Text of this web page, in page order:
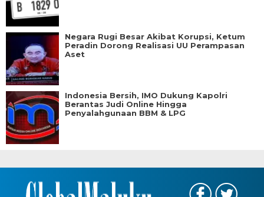
Negara Rugi Besar Akibat Korupsi, Ketum
Peradin Dorong Realisasi UU Perampasan
Aset
Indonesia Bersih, IMO Dukung Kapolri
Berantas Judi Online Hingga
Penyalahgunaan BBM & LPG